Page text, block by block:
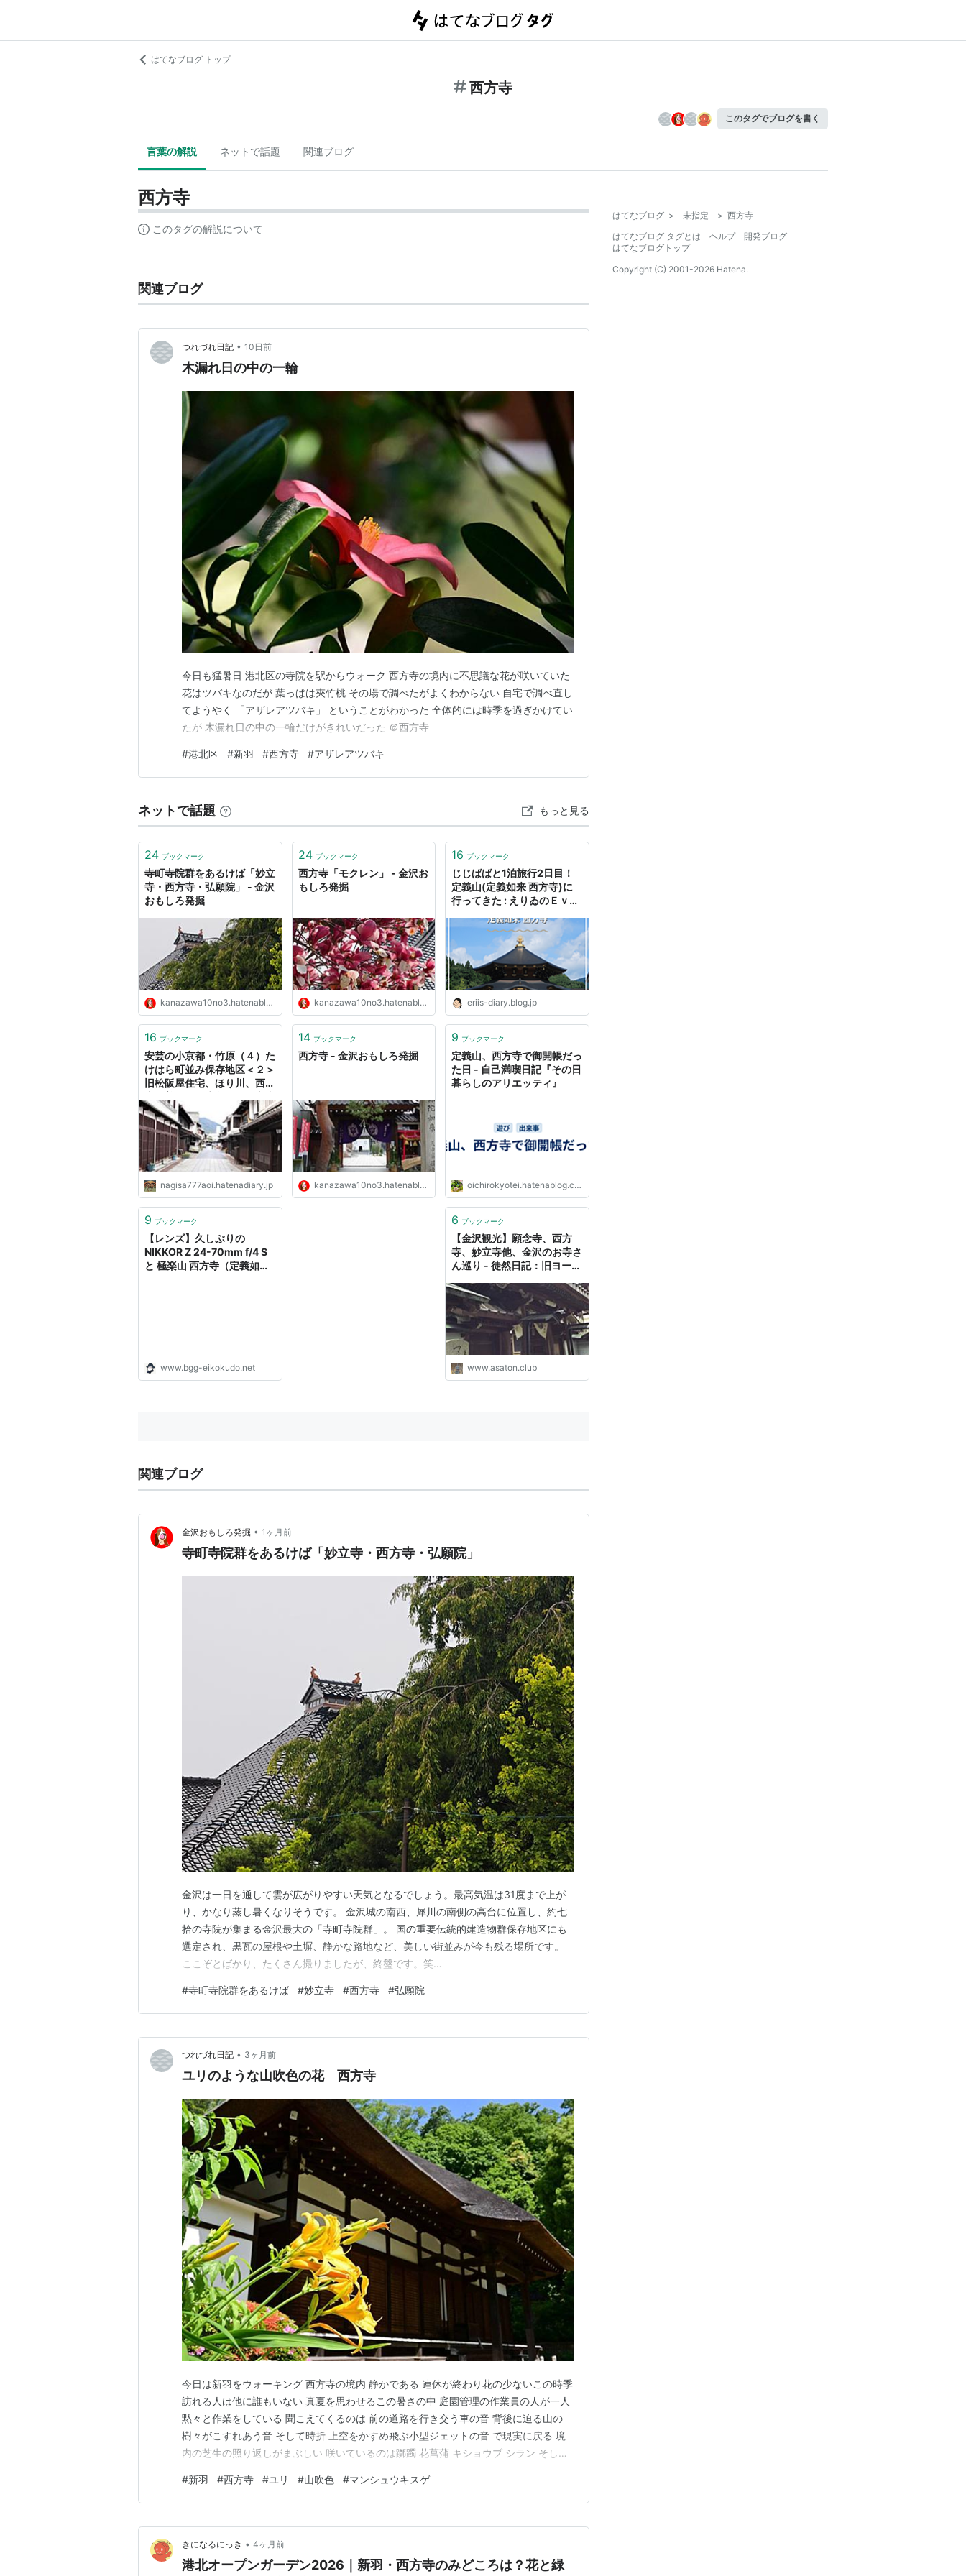
はてなブログ トップ
西方寺
このタグでブログを書く
言葉の解説 ネットで話題 関連ブログ
西方寺
このタグの解説について
関連ブログ
つれづれ日記 • 10日前
木漏れ日の中の一輪
今日も猛暑日 港北区の寺院を駅からウォーク 西方寺の境内に不思議な花が咲いていた
花はツバキなのだが 葉っぱは夾竹桃 その場で調べたがよくわからない 自宅で調べ直し
てようやく 「アザレアツバキ」 ということがわかった 全体的には時季を過ぎかけてい
たが 木漏れ日の中の一輪だけがきれいだった ＠西方寺
#港北区 #新羽 #西方寺 #アザレアツバキ
ネットで話題 もっと見る
24 ブックマーク
寺町寺院群をあるけば「妙立
寺・西方寺・弘願院」 - 金沢
おもしろ発掘
kanazawa10no3.hatenablog.com
24 ブックマーク
西方寺「モクレン」 - 金沢お
もしろ発掘
kanazawa10no3.hatenablog.com
16 ブックマーク
じじばばと1泊旅行2日目！
定義山(定義如来 西方寺)に
行ってきた : えりゐのＥｖｅ
by ライブドアブログ
eriis-diary.blog.jp
16 ブックマーク
安芸の小京都・竹原（４）た
けはら町並み保存地区＜２＞
旧松阪屋住宅、ほり川、西方
町３丁目） - 何でも見てやろ
う！瀬戸内海の小さな旅！
nagisa777aoi.hatenadiary.jp
14 ブックマーク
西方寺 - 金沢おもしろ発掘
kanazawa10no3.hatenablog.com
9 ブックマーク
定義山、西方寺で御開帳だっ
た日 - 自己満喫日記『その日
暮らしのアリエッティ』
oichirokyotei.hatenablog.com
9 ブックマーク
【レンズ】久しぶりの
NIKKOR Z 24-70mm f/4 S
と 極楽山 西方寺（定義如
www.bgg-eikokudo.net
6 ブックマーク
【金沢観光】願念寺、西方
寺、妙立寺他、金沢のお寺さ
ん巡り - 徒然日記：旧ヨーロ
www.asaton.club
関連ブログ
金沢おもしろ発掘 • 1ヶ月前
寺町寺院群をあるけば「妙立寺・西方寺・弘願院」
金沢は一日を通して雲が広がりやすい天気となるでしょう。最高気温は31度まで上が
り、かなり蒸し暑くなりそうです。 金沢城の南西、犀川の南側の高台に位置し、約七
拾の寺院が集まる金沢最大の「寺町寺院群」。 国の重要伝統的建造物群保存地区にも
選定され、黒瓦の屋根や土塀、静かな路地など、美しい街並みが今も残る場所です。
ここぞとばかり、たくさん撮りましたが、終盤です。笑
より正面の向きが変えられた歴史を持ち、堂内には落とし穴や隠し階段など数々の仕掛
けが施されています。その複雑な構造から「忍者寺」として…
#寺町寺院群をあるけば #妙立寺 #西方寺 #弘願院
つれづれ日記 • 3ヶ月前
ユリのような山吹色の花 西方寺
今日は新羽をウォーキング 西方寺の境内 静かである 連休が終わり花の少ないこの時季
訪れる人は他に誰もいない 真夏を思わせるこの暑さの中 庭園管理の作業員の人が一人
黙々と作業をしている 聞こえてくるのは 前の道路を行き交う車の音 背後に迫る山の
樹々がこすれあう音 そして時折 上空をかすめ飛ぶ小型ジェットの音 で現実に戻る 境
内の芝生の照り返しがまぶしい 咲いているのは躑躅 花菖蒲 キショウブ シラン そして
#新羽 #西方寺 #ユリ #山吹色 #マンシュウキスゲ
きになるにっき • 4ヶ月前
港北オープンガーデン2026｜新羽・西方寺のみどころは？花と緑
はてなブログ > 未指定 > 西方寺
はてなブログ タグとは
ヘルプ
開発ブログ
はてなブログトップ
Copyright (C) 2001-2026 Hatena.